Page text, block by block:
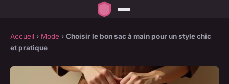
Accueil › Mode › Choisir le bon sac à main pour un style chic
et pratique